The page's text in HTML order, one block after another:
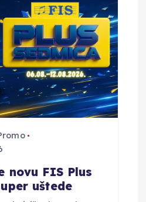
novu FIS Plus
uštede